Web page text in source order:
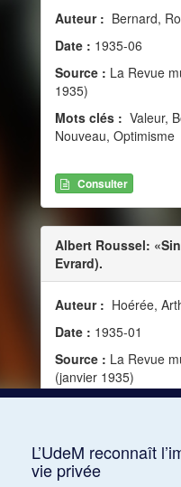
Auteur : Bernard,
Date : 1935-06
Source : La Revue
1935)
Mots clés : Valeur,
Nouveau, Optimisme
Consulter
Albert Roussel:
Evrard).
Auteur : Hoérée,
Date : 1935-01
Source : La Revue
(janvier 1935)
Mots clés :Écriture,
L’UdeM reconnaît
vie privée